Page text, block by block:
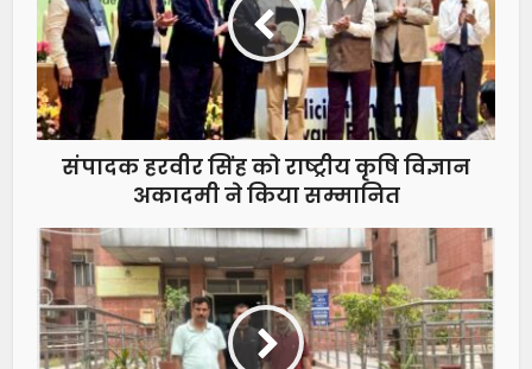
संपादक हरवीर सिंह को राष्ट्रीय कृषि विज्ञान
अकादमी ने किया सम्मानित